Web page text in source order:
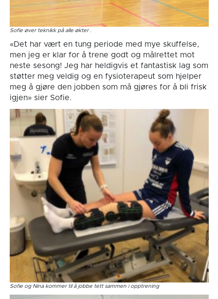
Sofie øver teknikk på alle økter .
«Det har vært en tung periode med mye skuffelse,
men jeg er klar for å trene godt og målrettet mot
neste sesong! Jeg har heldigvis et fantastisk lag som
støtter meg veldig og en fysioterapeut som hjelper
meg å gjøre den jobben som må gjøres for å bli frisk
igjen» sier Sofie.
Sofie og Nina kommer til å jobbe tett sammen i opptrening